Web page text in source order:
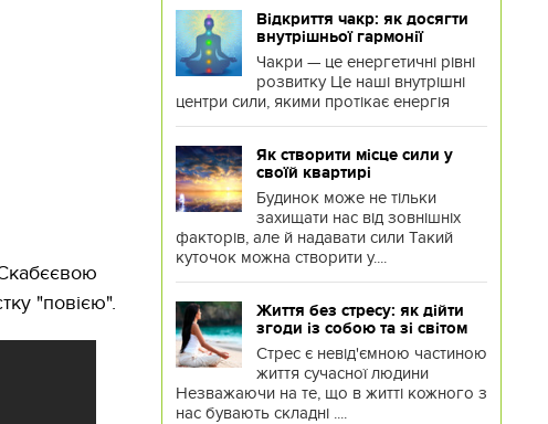
"повією".
Відкриття чакр: як досягти
внутрішньої гармонії
Чакри — це енергетичні рівні
розвитку Це наші внутрішні
центри сили, якими протікає енергія
Як створити місце сили у
своїй квартирі
Будинок може не тільки
захищати нас від зовнішніх
факторів, але й надавати сили Такий
куточок можна створити у....
Життя без стресу: як дійти
згоди із собою та зі світом
Стрес є невід'ємною частиною
життя сучасної людини
Незважаючи на те, що в житті кожного з
нас бувають складні ....